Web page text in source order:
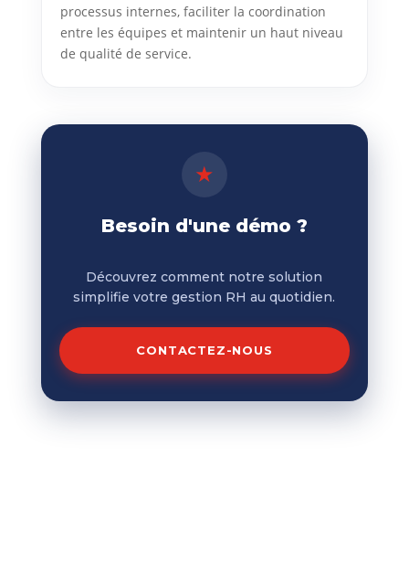
processus internes, faciliter la coordination
entre les équipes et maintenir un haut niveau
de qualité de service.
★
Besoin d'une démo ?
Découvrez comment notre solution
simplifie votre gestion RH au quotidien.
CONTACTEZ-NOUS